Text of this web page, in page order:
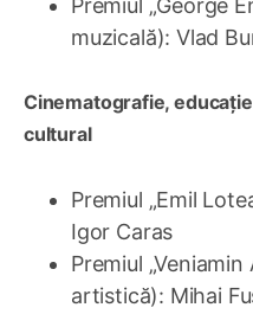
Premiul „George
muzicală): Vlad
Cinematografie,
cultural
Premiul „Emil
Igor Caras
Premiul
artistică): Mihai